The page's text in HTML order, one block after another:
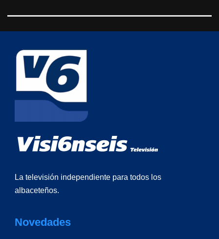
La televisión independiente para todos los
albaceteños.
Novedades